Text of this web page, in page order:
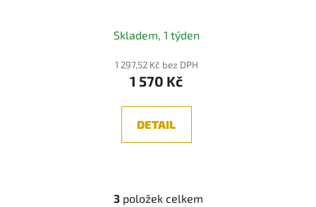
Skladem, 1 týden
1 297,52 Kč bez DPH
1 570 Kč
DETAIL
3položek celkem